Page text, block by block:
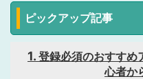
ピックアップ記事
登録必須のおすすめ
心者か